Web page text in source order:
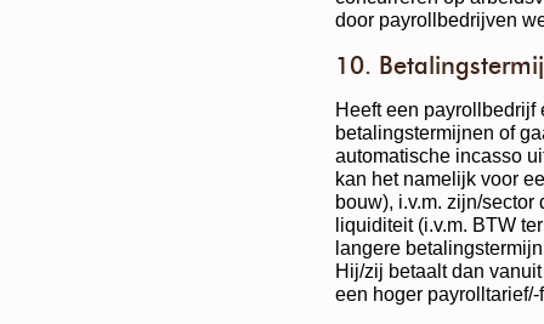
door payrollbedrijven
10.
Heeft een payrollbedrijf
betalingstermijnen of
automatische incasso
kan het namelijk voor
bouw), i.v.m. zijn/
liquiditeit (i.v.m. BTW
langere
Hij/zij betaalt dan
een hoger payrolltarief/-